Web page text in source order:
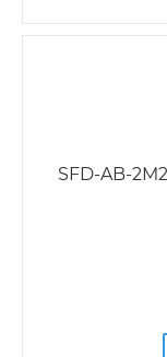
SFD-AB-